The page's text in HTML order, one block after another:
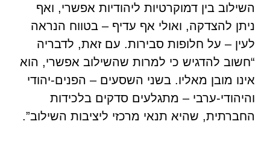
השילוב בין דמוקרטיות ליהודיות אפשרי, ואף
ניתן להצדקה, ואולי אף עדיף – בטווח הנראה
לעין – על חלופות סבירות. עם זאת, לדבריה
“חשוב להדגיש כי למרות שהשילוב אפשרי, הוא
אינו מובן מאליו. בשני השסעים – הפנים-יהודי
והיהודי-ערבי – מתגלעים סדקים בלכידות
החברתית, שהיא תנאי מרכזי ליציבות השילוב”.